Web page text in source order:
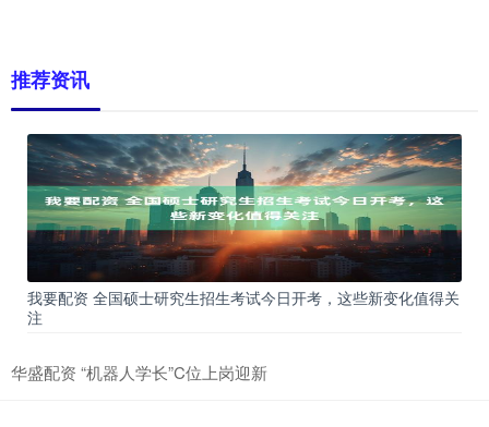
推荐资讯
我要配资 全国硕士研究生招生考试今日开考，这些新变化值得关
注
华盛配资 “机器人学长”C位上岗迎新